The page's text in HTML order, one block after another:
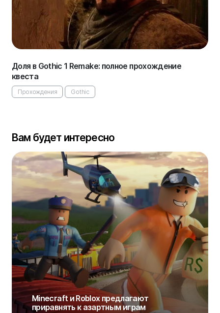
Доля в Gothic 1 Remake: полное прохождение
квеста
Прохождения Gothic
Вам будет интересно
Minecraft и Roblox предлагают
приравнять к азартным играм